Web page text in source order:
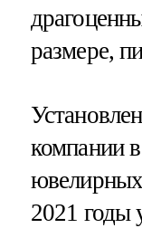
размере,
компании
2021 годы